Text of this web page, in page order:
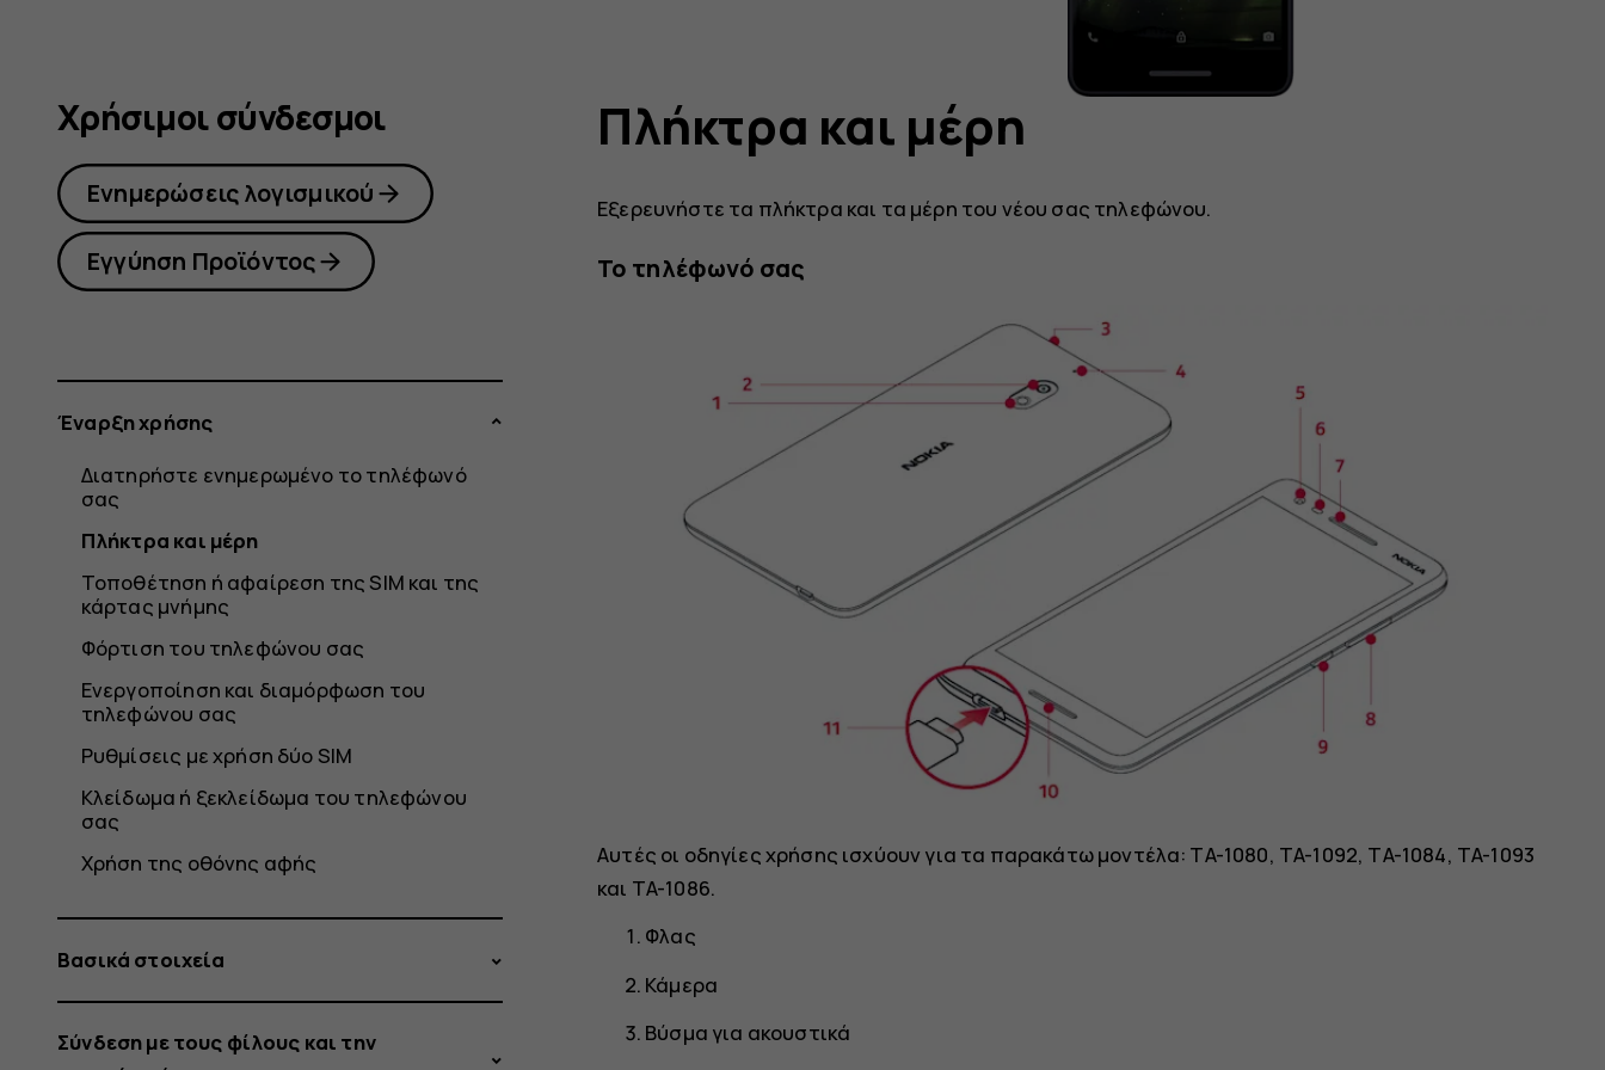
Πλήκτρα και μέρη
Εξερευνήστε τα πλήκτρα και τα μέρη του νέου σας τηλεφώνου.
Το τηλέφωνό σας
Αυτές οι οδηγίες χρήσης ισχύουν για τα παρακάτω μοντέλα: TA-1080, TA-1092, TA-1084, TA-1093
και TA-1086.
Φλας
Κάμερα
Βύσμα για ακουστικά
Χρήσιμοι σύνδεσμοι
Ενημερώσεις λογισμικού
Εγγύηση Προϊόντος
Έναρξη χρήσης
Διατηρήστε ενημερωμένο το τηλέφωνό
σας
Πλήκτρα και μέρη
Τοποθέτηση ή αφαίρεση της SIM και της
κάρτας μνήμης
Φόρτιση του τηλεφώνου σας
Ενεργοποίηση και διαμόρφωση του
τηλεφώνου σας
Ρυθμίσεις με χρήση δύο SIM
Κλείδωμα ή ξεκλείδωμα του τηλεφώνου
σας
Χρήση της οθόνης αφής
Βασικά στοιχεία
Σύνδεση με τους φίλους και την